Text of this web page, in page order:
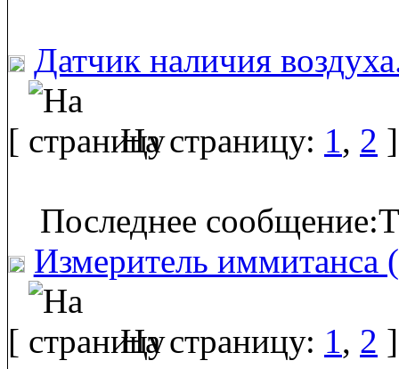
Датчик наличия
[ На страницу: 1, 2 ]
Последнее
Измеритель иммитанса
[ На страницу: 1, 2 ]